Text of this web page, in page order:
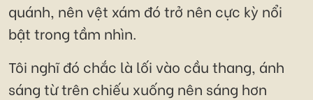
quánh, nên vệt xám đó trở nên cực kỳ nổi
bật trong tầm nhìn.
Tôi nghĩ đó chắc là lối vào cầu thang, ánh
sáng từ trên chiếu xuống nên sáng hơn